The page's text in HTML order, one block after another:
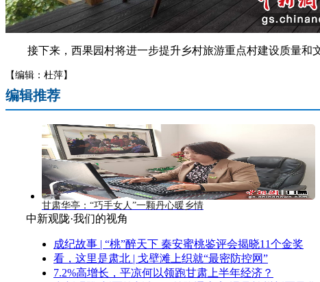
接下来，西果园村将进一步提升乡村旅游重点村建设质量和文
【编辑：杜萍】
编辑推荐
甘肃华亭：“巧手女人”一颗丹心暖乡情
中新观陇·我们的视角
成纪故事 | “桃”醉天下 秦安蜜桃鉴评会揭晓11个金奖
看，这里是肃北 | 戈壁滩上织就“最密防控网”
7.2%高增长，平凉何以领跑甘肃上半年经济？